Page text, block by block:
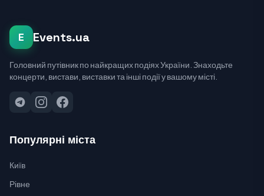
E Events.ua
Головний путівник по найкращих подіях України. Знаходьте
концерти, вистави, виставки та інші події у вашому місті.
Популярні міста
Київ
Рівне